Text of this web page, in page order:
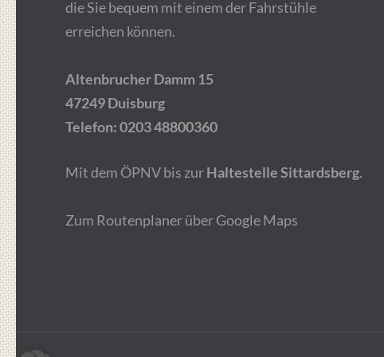
die Sie bequem mit einem der Fahrstühle
erreichen können.
Altenbrucher Damm 15
47249 Duisburg
Telefon:0203 48800360
Mit dem ÖPNV bis zurHaltestelle Sittardsberg.
Zum Routenplaner über Google Maps